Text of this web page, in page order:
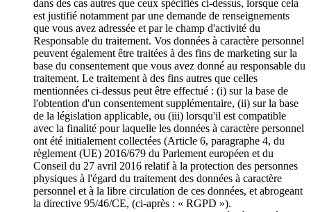
dans des cas autres que ceux spécifiés ci-dessus, lorsque cela
est justifié notamment par une demande de renseignements
que vous avez adressée et par le champ d'activité du
Responsable du traitement. Vos données à caractère personnel
peuvent également être traitées à des fins de marketing sur la
base du consentement que vous avez donné au responsable du
traitement. Le traitement à des fins autres que celles
mentionnées ci-dessus peut être effectué : (i) sur la base de
l'obtention d'un consentement supplémentaire, (ii) sur la base
de la législation applicable, ou (iii) lorsqu'il est compatible
avec la finalité pour laquelle les données à caractère personnel
ont été initialement collectées (Article 6, paragraphe 4, du
règlement (UE) 2016/679 du Parlement européen et du
Conseil du 27 avril 2016 relatif à la protection des personnes
physiques à l'égard du traitement des données à caractère
personnel et à la libre circulation de ces données, et abrogeant
la directive 95/46/CE, (ci-après : « RGPD »).